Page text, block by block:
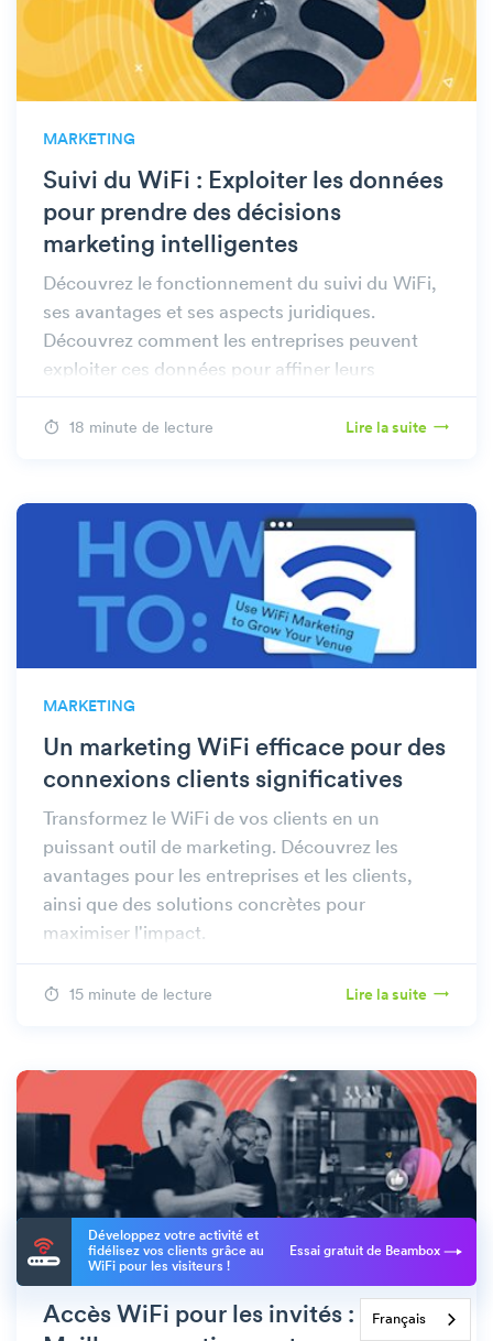
Développez votre activité et
fidélisez vos clients grâce au
WiFi pour les visiteurs !
Essai gratuit de Beambox
MARKETING
Suivi du WiFi : Exploiter les données
pour prendre des décisions
marketing intelligentes
Découvrez le fonctionnement du suivi du WiFi,
ses avantages et ses aspects juridiques.
Découvrez comment les entreprises peuvent
exploiter ces données pour affiner leurs
stratégies chez Beambox.
18 minute de lecture Lire la suite
MARKETING
Un marketing WiFi efficace pour des
connexions clients significatives
Transformez le WiFi de vos clients en un
puissant outil de marketing. Découvrez les
avantages pour les entreprises et les clients,
ainsi que des solutions concrètes pour
maximiser l'impact.
15 minute de lecture Lire la suite
MARKETING
Accès WiFi pour les invités :
Français